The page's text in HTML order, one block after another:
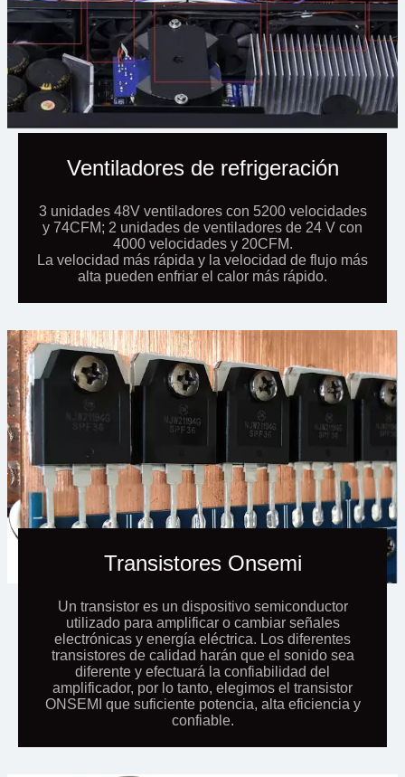
Ventiladores de refrigeración
3 unidades 48V ventiladores con 5200 velocidades
y 74CFM; 2 unidades de ventiladores de 24 V con
4000 velocidades y 20CFM.
La velocidad más rápida y la velocidad de flujo más
alta pueden enfriar el calor más rápido.
Transistores Onsemi
Un transistor es un dispositivo semiconductor
utilizado para amplificar o cambiar señales
electrónicas y energía eléctrica. Los diferentes
transistores de calidad harán que el sonido sea
diferente y efectuará la confiabilidad del
amplificador, por lo tanto, elegimos el transistor
ONSEMI que suficiente potencia, alta eficiencia y
confiable.